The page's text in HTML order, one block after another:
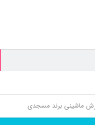
ماشینی برند مسجدی